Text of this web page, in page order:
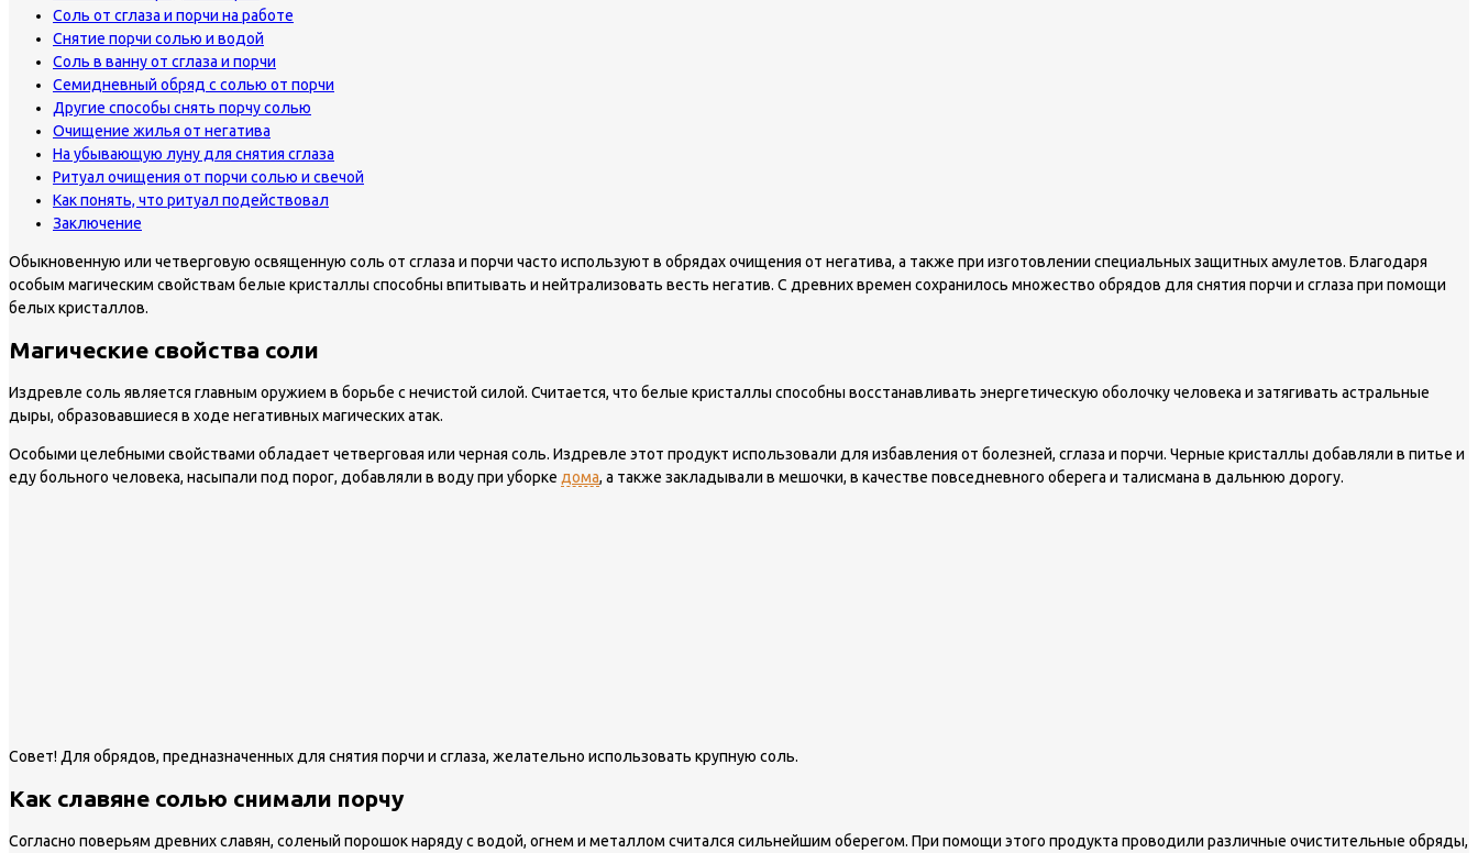
Соль от сглаза и порчи на работе
Снятие порчи солью и водой
Соль в ванну от сглаза и порчи
Семидневный обряд с солью от порчи
Другие способы снять порчу солью
Очищение жилья от негатива
На убывающую луну для снятия сглаза
Ритуал очищения от порчи солью и свечой
Как понять, что ритуал подействовал
Заключение
Обыкновенную или четверговую освященную соль от сглаза и порчи часто используют в обрядах очищения от негатива, а также при изготовлении специальных защитных амулетов. Благодаря
особым магическим свойствам белые кристаллы способны впитывать и нейтрализовать весть негатив. С древних времен сохранилось множество обрядов для снятия порчи и сглаза при помощи
белых кристаллов.
Магические свойства соли
Издревле соль является главным оружием в борьбе с нечистой силой. Считается, что белые кристаллы способны восстанавливать энергетическую оболочку человека и затягивать астральные
дыры, образовавшиеся в ходе негативных магических атак.
Особыми целебными свойствами обладает четверговая или черная соль. Издревле этот продукт использовали для избавления от болезней, сглаза и порчи. Черные кристаллы добавляли в питье и
еду больного человека, насыпали под порог, добавляли в воду при уборке дома, а также закладывали в мешочки, в качестве повседневного оберега и талисмана в дальнюю дорогу.
Совет! Для обрядов, предназначенных для снятия порчи и сглаза, желательно использовать крупную соль.
Как славяне солью снимали порчу
Согласно поверьям древних славян, соленый порошок наряду с водой, огнем и металлом считался сильнейшим оберегом. При помощи этого продукта проводили различные очистительные обряды,